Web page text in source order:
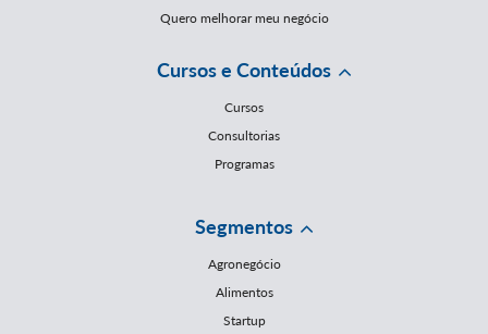
Quero melhorar meu negócio
Cursos e Conteúdos
Cursos
Consultorias
Programas
Segmentos
Agronegócio
Alimentos
Startup